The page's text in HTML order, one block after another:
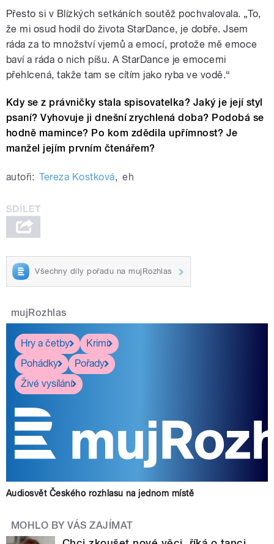
Přesto si v Blízkých setkáních soutěž pochvalovala. „To,
že mi osud hodil do života StarDance, je dobře. Jsem
ráda za to množství vjemů a emocí, protože mě emoce
baví a ráda o nich píšu. A StarDance je emocemi
přehlcená, takže tam se cítím jako ryba ve vodě.“
Kdy se z právničky stala spisovatelka? Jaký je její styl
psaní? Vyhovuje ji dnešní zrychlená doba? Podobá se
hodně mamince? Po kom zdědila upřímnost? Je
manžel jejím prvním čtenářem?
autoři: Tereza Kostková, eh
Všechny díly pořadu na mujRozhlas
mujRozhlas
Hry a četby
Krimi
Pohádky
Pořady
Živé vysílání
Audiosvět Českého rozhlasu na jednom místě
MOHLO BY VÁS ZAJÍMAT